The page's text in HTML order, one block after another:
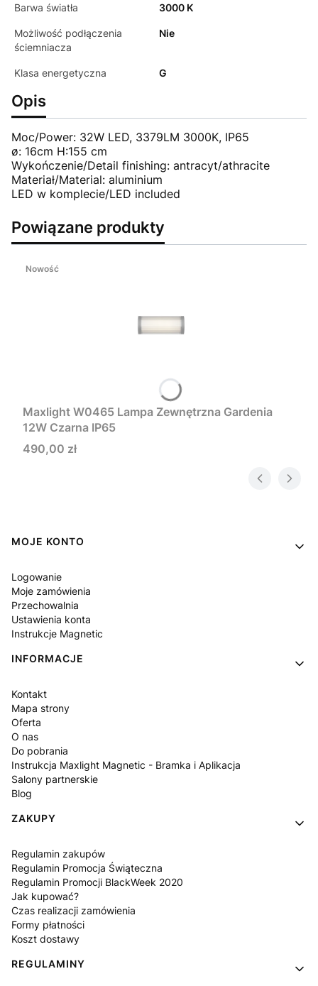
Barwa światła 3000 K
Możliwość podłączenia
ściemniacza
Nie
Klasa energetyczna G
Opis
Moc/Power: 32W LED, 3379LM 3000K, IP65
ø: 16cm H:155 cm
Wykończenie/Detail finishing: antracyt/athracite
Materiał/Material: aluminium
LED w komplecie/LED included
Powiązane produkty
Nowość
Maxlight W0465 Lampa Zewnętrzna Gardenia
12W Czarna IP65
Cena
490,00 zł
Linki w stopce
MOJE KONTO
Logowanie
Moje zamówienia
Przechowalnia
Ustawienia konta
Instrukcje Magnetic
INFORMACJE
Kontakt
Mapa strony
Oferta
O nas
Do pobrania
Instrukcja Maxlight Magnetic - Bramka i Aplikacja
Salony partnerskie
Blog
ZAKUPY
Regulamin zakupów
Regulamin Promocja Świąteczna
Regulamin Promocji BlackWeek 2020
Jak kupować?
Czas realizacji zamówienia
Formy płatności
Koszt dostawy
REGULAMINY